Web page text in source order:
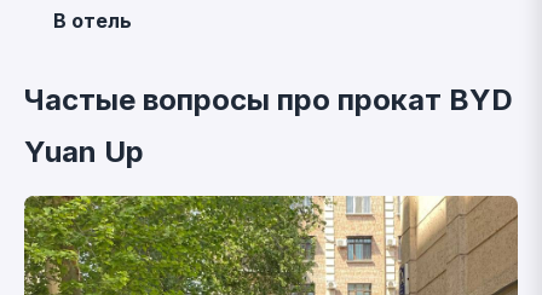
В отель
Частые вопросы про прокат BYD
Yuan Up